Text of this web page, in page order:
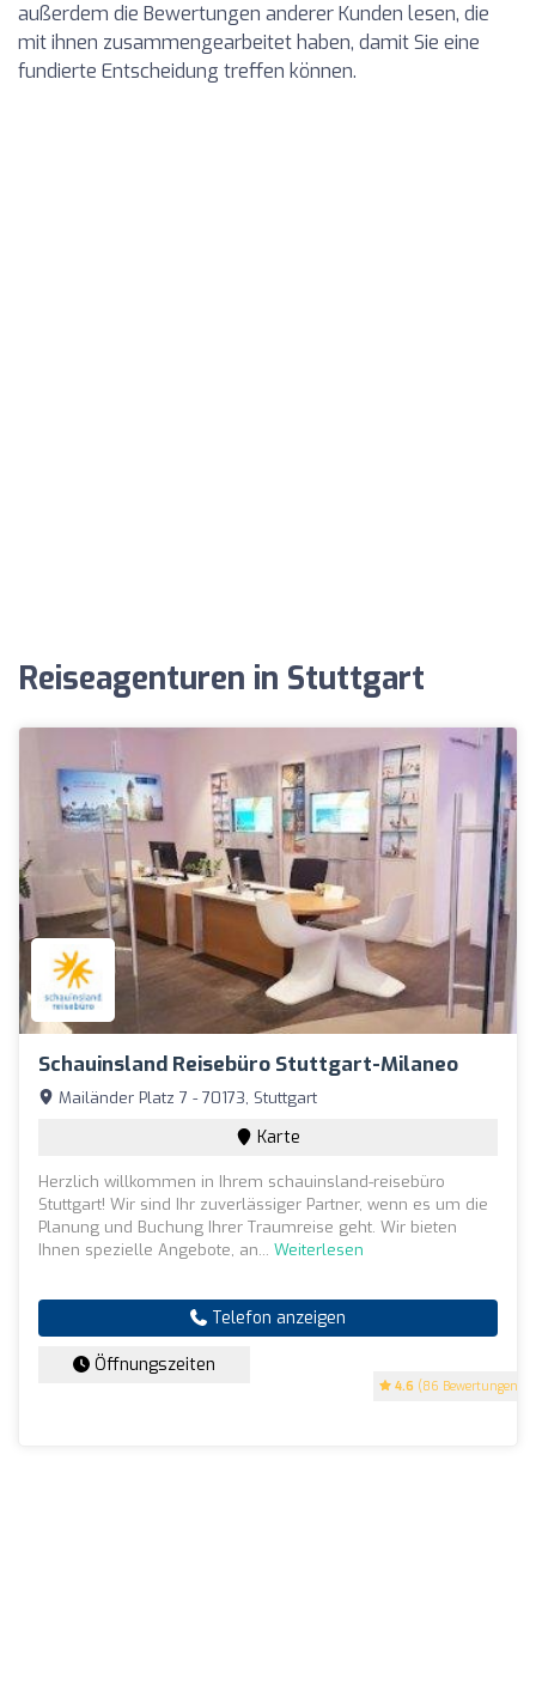
außerdem die Bewertungen anderer Kunden lesen, die
mit ihnen zusammengearbeitet haben, damit Sie eine
fundierte Entscheidung treffen können.
Reiseagenturen in Stuttgart
Schauinsland Reisebüro Stuttgart-Milaneo
4.6 (86 Bewertungen)
Mailänder Platz 7 - 70173, Stuttgart
Karte
Herzlich willkommen in Ihrem schauinsland-reisebüro
Stuttgart! Wir sind Ihr zuverlässiger Partner, wenn es um die
Planung und Buchung Ihrer Traumreise geht. Wir bieten
Ihnen spezielle Angebote, an... Weiterlesen
Telefon anzeigen
Öffnungszeiten